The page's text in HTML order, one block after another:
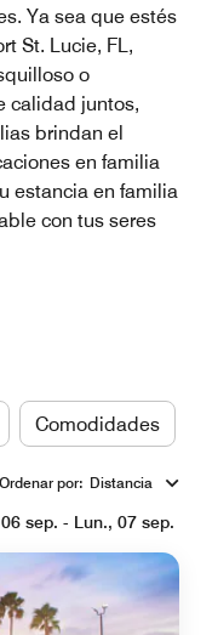
Ya sea que estés
St. Lucie, FL,
o
calidad juntos,
brindan el
en familia
estancia en familia
con tus seres
Comodidades
Ordenar por: Distancia
sep. - Lun., 07 sep.